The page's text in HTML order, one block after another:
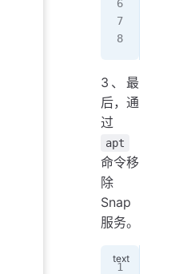
3、最
后，通
过
apt
命令移
除
Snap
服务。